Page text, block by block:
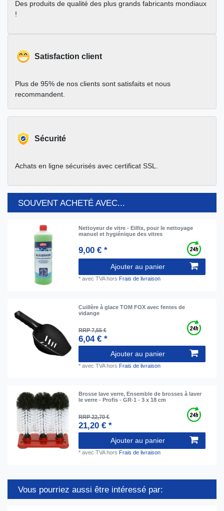
Des produits de qualité des plus grands fabricants mondiaux
!
Satisfaction client
Plus de 95% de nos clients sont satisfaits et nous
recommandent.
Sécurité
Achats en ligne sécurisés avec certificat SSL.
SOUVENT ACHETÉ AVEC...
Nettoyeur de vitre - Eilfix, pour le nettoyage
manuel et hygiénique des vitres
9,00 € *
Ajouter au panier
*avec TVAhors Frais de livraison
Cuillère à glace TOM FOX avec fentes de
vidange
RRP 7,55 €
6,04 € *
Ajouter au panier
*avec TVAhors Frais de livraison
Brosse lave verre, Ensemble de brosses à laver
le verre - Profis - GR-1 - 3 x 18 cm
RRP 22,70 €
21,20 € *
Ajouter au panier
*avec TVAhors Frais de livraison
Vous pourriez aussi être intéressé par: